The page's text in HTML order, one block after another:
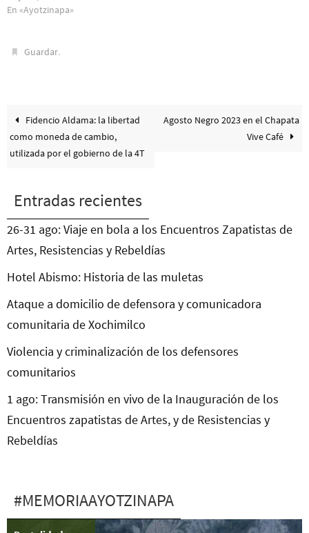
En «Ayotzinapa»
Guardar.
Fidencio Aldama: la libertad
como moneda de cambio,
utilizada por el gobierno de la 4T
Agosto Negro 2023 en el Chapata
Vive Café
Entradas recientes
26-31 ago: Viaje en bola a los Encuentros Zapatistas de
Artes, Resistencias y Rebeldías
Hotel Abismo: Historia de las muletas
Ataque a domicilio de defensora y comunicadora
comunitaria de Xochimilco
Violencia y criminalización de los defensores
comunitarios
1 ago: Transmisión en vivo de la Inauguración de los
Encuentros zapatistas de Artes, y de Resistencias y
Rebeldías
#MEMORIAAYOTZINAPA